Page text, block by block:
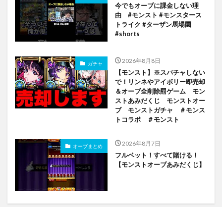
今でもオーブに課金しない理
由 #モンスト #モンスタース
トライク #ターザン馬場園
#shorts
ガチャ 2026年8月8日
【モンスト】※スパチャしない
で！リンネやアイボリー即売却
＆オーブ全削除罰ゲーム モン
ストあみだくじ モンストオー
ブ モンストガチャ ＃モンス
トコラボ ＃モンスト
オーブまとめ 2026年8月7日
フルベット！すべて賭ける！
【モンストオーブあみだくじ】